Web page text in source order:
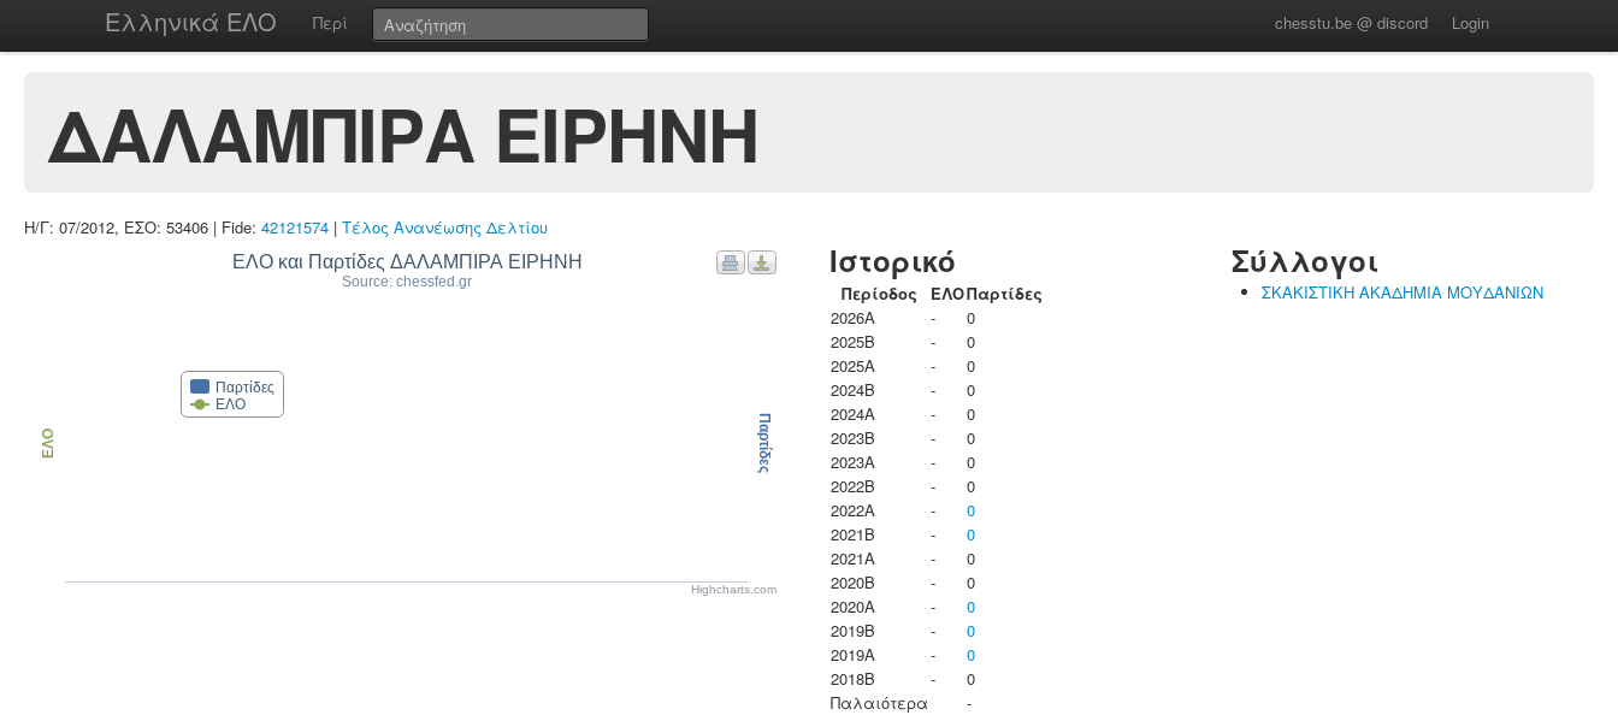
Ελληνικά ΕΛΟ Περί chesstu.be @ discord Login
ΔΑΛΑΜΠΙΡΑ ΕΙΡΗΝΗ
Η/Γ: 07/2012, ΕΣΟ: 53406 | Fide: 42121574 | Τέλος Ανανέωσης Δελτίου
ΕΛΟ και Παρτίδες ΔΑΛΑΜΠΙΡΑ ΕΙΡΗΝΗ
Source: chessfed.gr
Παρτίδες
ΕΛΟ
ΕΛΟ Παρτίδες
Highcharts.com
Ιστορικό
Περίοδος ΕΛΟΠαρτίδες
2026A
-
0
2025B
-
0
2025A
-
0
2024B
-
0
2024A
-
0
2023B
-
0
2023Α
-
0
2022B
-
0
2022A
-
0
2021B
-
0
2021A
-
0
2020B
-
0
2020A
-
0
2019B
-
0
2019A
-
0
2018B
-
0
Παλαιότερα
-
Σύλλογοι
ΣΚΑΚΙΣΤΙΚΗ ΑΚΑΔΗΜΙΑ ΜΟΥΔΑΝΙΩΝ